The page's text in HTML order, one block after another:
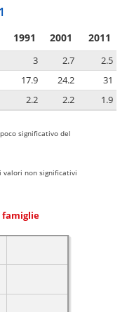
1991 2001 2011
3 2.7
2.5
17.9 24.2
31
2.2 2.2 1.9
significativo del
valori non significativi
famiglie